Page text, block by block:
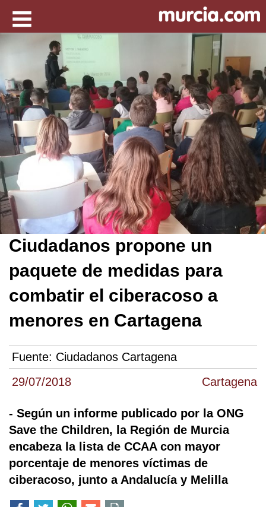
29/07/2018 Cartagena
Ciudadanos propone un
paquete de medidas para
combatir el ciberacoso a
menores en Cartagena
Fuente: Ciudadanos Cartagena
- Según un informe publicado por la ONG
Save the Children, la Región de Murcia
encabeza la lista de CCAA con mayor
porcentaje de menores víctimas de
ciberacoso, junto a Andalucía y Melilla